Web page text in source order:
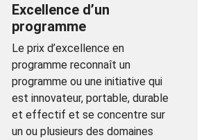
Excellence d’un
programme
Le prix d’excellence en
programme reconnaît un
programme ou une initiative qui
est innovateur, portable, durable
et effectif et se concentre sur
un ou plusieurs des domaines